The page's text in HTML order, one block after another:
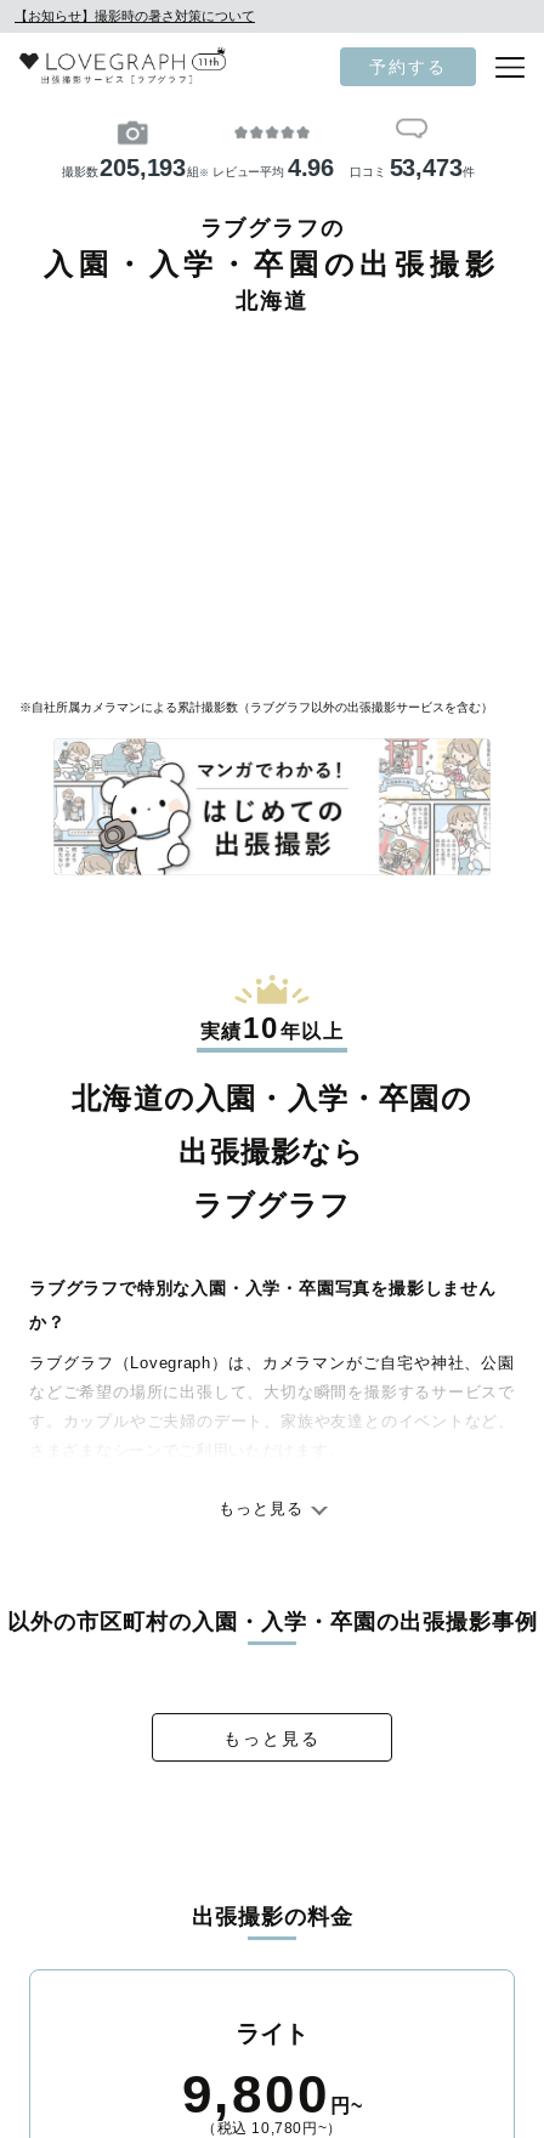
【お知らせ】撮影時の暑さ対策について
予約する
撮影数205,193組 ※ レビュー平均 4.96 口コミ 53,473件
ラブグラフの
入園・入学・卒園の出張撮影
北海道
※自社所属カメラマンによる累計撮影数（ラブグラフ以外の出張撮影サービスを含む）
実績10年以上
北海道の入園・入学・卒園の
出張撮影なら
ラブグラフ
ラブグラフで特別な入園・入学・卒園写真を撮影しません
か？
ラブグラフ（Lovegraph）は、カメラマンがご自宅や神社、公園
などご希望の場所に出張して、大切な瞬間を撮影するサービスで
す。カップルやご夫婦のデート、家族や友達とのイベントなど、
ありのままの空気感を大切に、何十年経っても見返したくなるよ
料金は全国どこでも一律。わかりやすく安心の価格設定です。オ
リジナルの研修と厳正な審査に合格し、撮影技術やホスピタリテ
出会えます。まずは、ラブグラフの撮影事例
もっと見る
以外の市区町村の入園・入学・卒園の出張撮影事例
もっと見る
出張撮影の料金
ライト
9,800 円~
（税込 10,780円~）